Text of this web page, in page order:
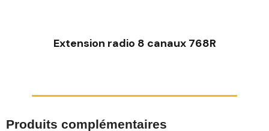
Extension radio 8 canaux 768R
Produits complémentaires